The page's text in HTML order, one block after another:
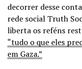
decorrer desse
rede social Truth
liberta os reféns
“tudo o que eles
em Gaza.”